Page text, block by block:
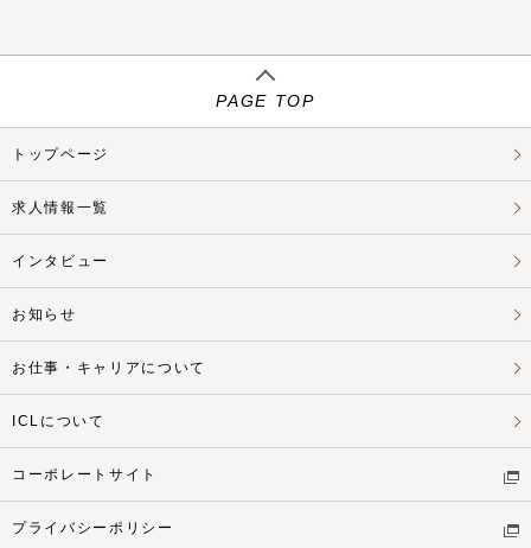
PAGE TOP
トップページ
求人情報一覧
インタビュー
お知らせ
お仕事・キャリアについて
ICLについて
コーポレートサイト
プライバシーポリシー